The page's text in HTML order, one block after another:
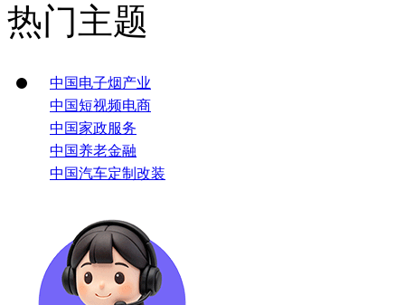
热门主题
中国电子烟产业
中国短视频电商
中国家政服务
中国养老金融
中国汽车定制改装